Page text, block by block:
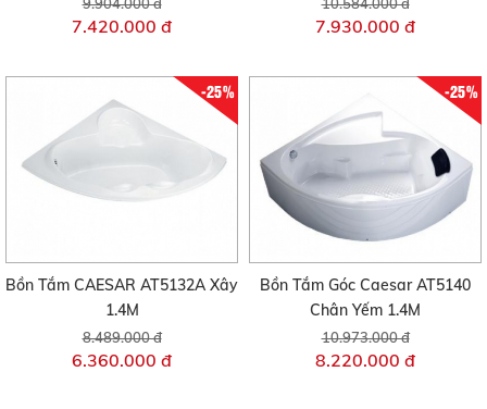
7.420.000 đ 7.930.000 đ
-25%
Bồn Tắm CAESAR AT5132A Xây
1.4M
8.489.000 đ
6.360.000 đ
-25%
Bồn Tắm Góc Caesar AT5140
Chân Yếm 1.4M
10.973.000 đ
8.220.000 đ